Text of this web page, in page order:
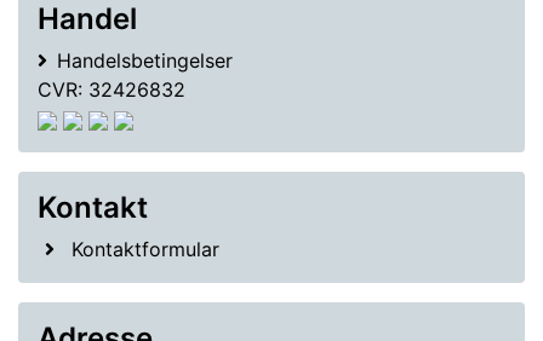
Handel
Handelsbetingelser
CVR: 32426832
Kontakt
Kontaktformular